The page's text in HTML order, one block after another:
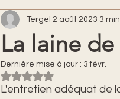
La laine
Tergel 2 août 2023 3
Dernière mise à jour : 3 févr.
Noté NaN étoiles sur 5.
L'entretien adéquat de